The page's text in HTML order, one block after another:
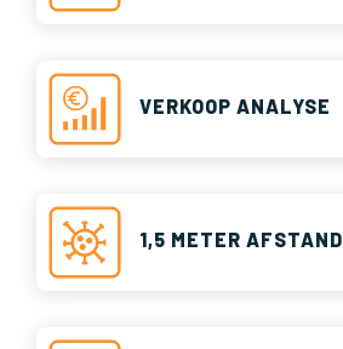
VERKOOP ANALYSE
1,5 METER AFSTAND